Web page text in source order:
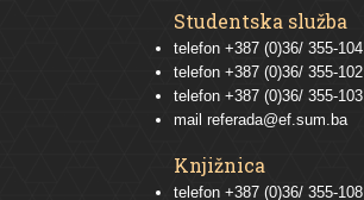
Studentska služba
telefon +387 (0)36/ 355-104
telefon +387 (0)36/ 355-102
telefon +387 (0)36/ 355-103
mail referada@ef.sum.ba
Knjižnica
telefon +387 (0)36/ 355-108